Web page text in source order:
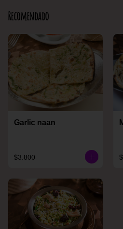
Recomendado
Garlic naan
$3.800